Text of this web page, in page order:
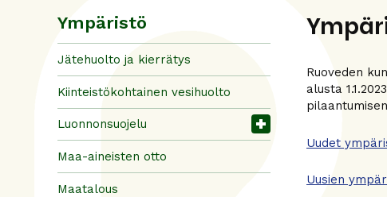
Ympäristö
Jätehuolto ja kierrätys
Kiinteistökohtainen vesihuolto
Luonnonsuojelu
Maa-aineisten otto
Maatalous
Ruoveden
alusta
Uudet
Uusien